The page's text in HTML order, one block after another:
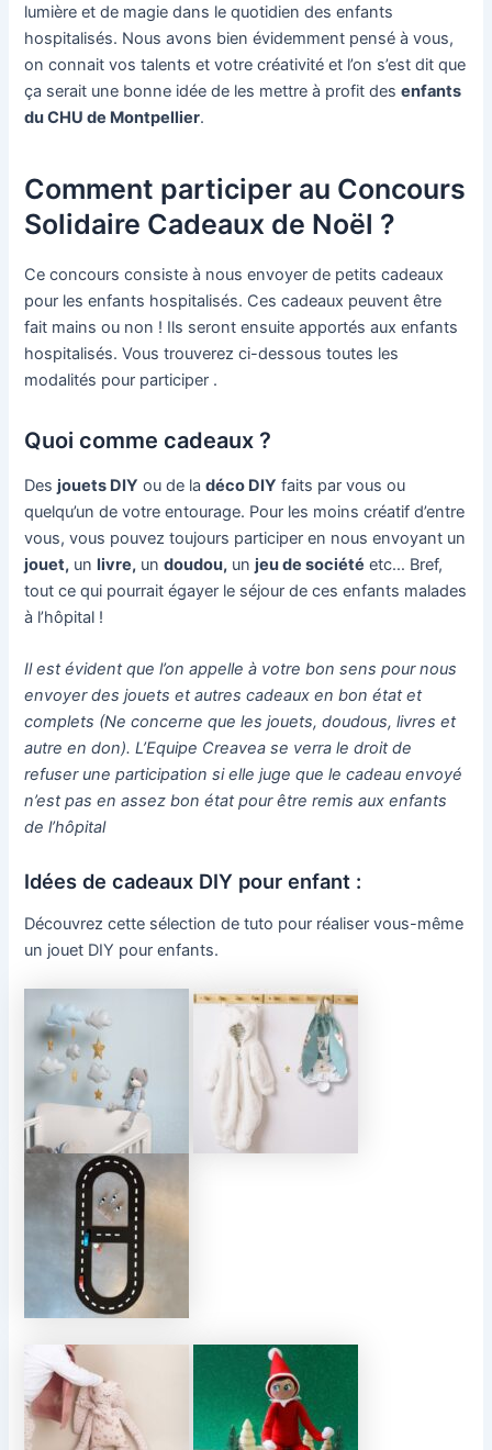
lumière et de magie dans le quotidien des enfants
hospitalisés. Nous avons bien évidemment pensé à vous,
on connait vos talents et votre créativité et l’on s’est dit que
ça serait une bonne idée de les mettre à profit desenfants
du CHU de Montpellier.
Comment participer au Concours
Solidaire Cadeaux de Noël ?
Ce concours consiste à nous envoyer de petits cadeaux
pour les enfants hospitalisés. Ces cadeaux peuvent être
fait mains ou non ! Ils seront ensuite apportés aux enfants
hospitalisés. Vous trouverez ci-dessous toutes les
modalités pour participer .
Quoi comme cadeaux ?
Desjouets DIY ou de ladéco DIY faits par vous ou
quelqu’un de votre entourage. Pour les moins créatif d’entre
vous, vous pouvez toujours participer en nous envoyant un
jouet, unlivre, undoudou, unjeu de société etc… Bref,
tout ce qui pourrait égayer le séjour de ces enfants malades
à l’hôpital !
Il est évident que l’on appelle à votre bon sens pour nous
envoyer des jouets et autres cadeaux en bon état et
complets (Ne concerne que les jouets, doudous, livres et
autre en don). L’Equipe Creavea se verra le droit de
refuser une participation si elle juge que le cadeau envoyé
n’est pas en assez bon état pour être remis aux enfants
de l’hôpital
Idées de cadeaux DIY pour enfant :
Découvrez cette sélection de tuto pour réaliser vous-même
un jouet DIY pour enfants.